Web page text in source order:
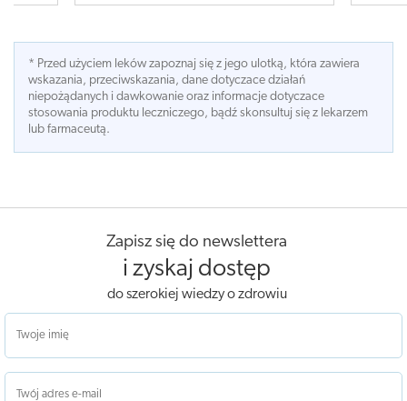
* Przed użyciem leków zapoznaj się z jego ulotką, która zawiera
wskazania, przeciwskazania, dane dotyczace działań
niepożądanych i dawkowanie oraz informacje dotyczace
stosowania produktu leczniczego, bądź skonsultuj się z lekarzem
lub farmaceutą.
Zapisz się do newslettera
i zyskaj dostęp
do szerokiej wiedzy o zdrowiu